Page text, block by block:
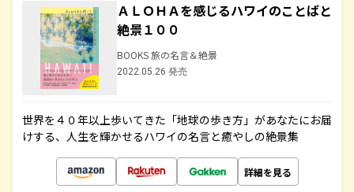
ＡＬＯＨＡを感じるハワイのことばと
絶景１００
BOOKS 旅の名言＆絶景
2022.05.26 発売
世界を４０年以上歩いてきた「地球の歩き方」があなたにお届
けする、人生を輝かせるハワイの名言と癒やしの絶景集
詳細を見る